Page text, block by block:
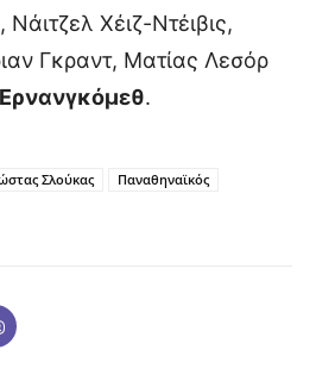
Νάιτζελ Χέιζ-Ντέιβις,
Γκραντ, Ματίας Λεσόρ
.
Σλούκας
Παναθηναϊκός